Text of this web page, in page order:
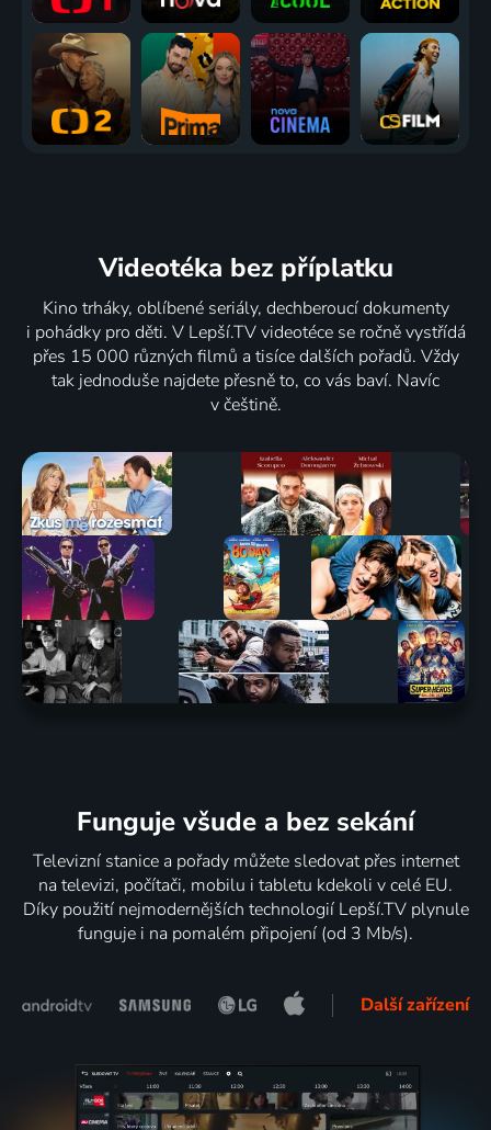
Videotéka bez příplatku
Kino trháky, oblíbené seriály, dechberoucí dokumenty
i pohádky pro děti. V Lepší.TV videotéce se ročně vystřídá
přes 15 000 různých filmů a tisíce dalších pořadů. Vždy
tak jednoduše najdete přesně to, co vás baví. Navíc
v češtině.
Funguje všude a bez sekání
Televizní stanice a pořady můžete sledovat přes internet
na televizi, počítači, mobilu i tabletu kdekoli v celé EU.
Díky použití nejmodernějších technologií Lepší.TV plynule
funguje i na pomalém připojení (od 3 Mb/s).
Další zařízení